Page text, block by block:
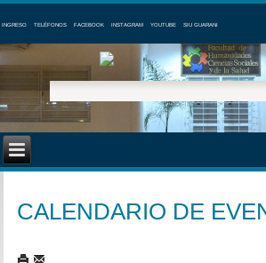
INGRESO TELÉFONOS FACEBOOK INSTAGRAM YOUTUBE SIU GUARANI
CALENDARIO DE